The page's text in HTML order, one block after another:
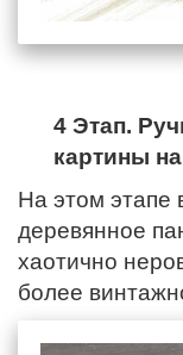
4 Этап.
картины
На этом этапе
деревянное
хаотично
более